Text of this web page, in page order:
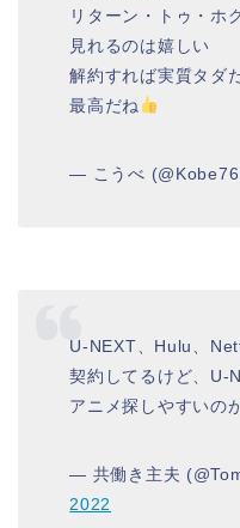
リターン・トゥ・ホ
見れるのは嬉しい
解約すれば実質タダ
最高だね
— こうべ
U-NEXT、Hulu、
契約してるけど、U-
アニメ探しやすいの
— 共働き主夫
2022